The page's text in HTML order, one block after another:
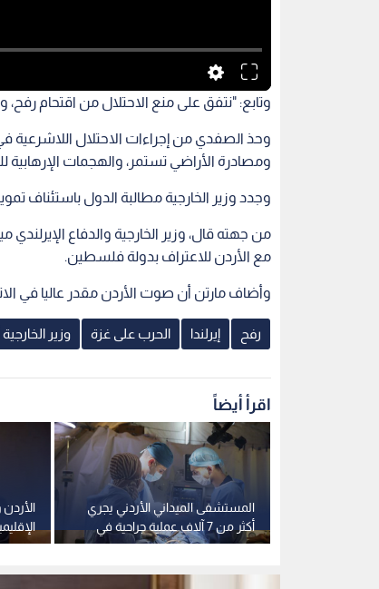
وتابع: "نتفق على منع الاحتلال من اقتحام
وحذ الصفدي من إجراءات الاحتلال اللاشرعية
ومصادرة الأراضي تستمر، والهجمات
وجدد وزير الخارجية مطالبة الدول باستئناف
من جهته قال، وزير الخارجية والدفاع الإيرلندي
مع الأردن للاعتراف بدولة فلسطين.
وأضاف مارتن أن صوت الأردن مقدر عاليا في
رفح إيرلندا الحرب على غزة وزير
اقرأ أيضاً
الأردن
المستشفى الميداني الأردني يجري
أكثر من 7 آلاف عملية جراحية في
غزة